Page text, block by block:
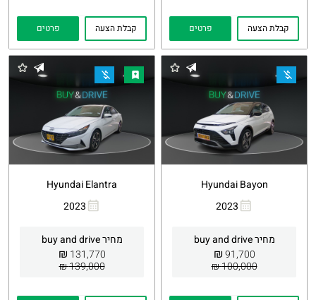
קבלת הצעה פרטים קבלת הצעה פרטים
Hyundai Bayon
2023
מחיר buy and drive
91,700
₪
100,000 ₪
Whatsapp
Hyundai Elantra
2023
מחיר buy and drive
131,770
₪
139,000 ₪
Whatsapp